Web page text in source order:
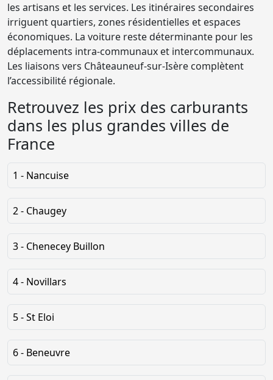
les artisans et les services. Les itinéraires secondaires
irriguent quartiers, zones résidentielles et espaces
économiques. La voiture reste déterminante pour les
déplacements intra-communaux et intercommunaux.
Les liaisons vers Châteauneuf-sur-Isère complètent
l’accessibilité régionale.
Retrouvez les prix des carburants
dans les plus grandes villes de
France
1 - Nancuise
2 - Chaugey
3 - Chenecey Buillon
4 - Novillars
5 - St Eloi
6 - Beneuvre